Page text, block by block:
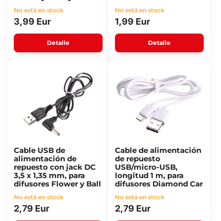
No está en stock
3,99 Eur
Detalle
No está en stock
1,99 Eur
Detalle
Cable USB de
alimentación de
repuesto con jack DC
3,5 x 1,35 mm, para
difusores Flower y Ball
No está en stock
2,79 Eur
Cable de alimentación
de repuesto
USB/micro-USB,
longitud 1 m, para
difusores Diamond Car
No está en stock
2,79 Eur